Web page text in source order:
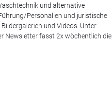
und alternative
Personalien und juristische
und Videos. Unter
Newsletter fasst 2x wöchentlich die